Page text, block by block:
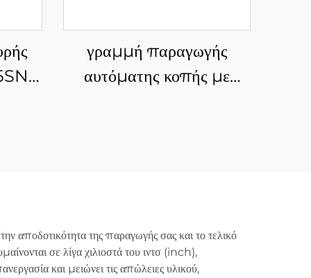
γραμμή παραγωγής
αυτόματης κοπής με
αποδοτικότητα της παραγωγής σας και το τελικό
σε λίγα χιλιοστά του ιντσ (inch),
και μειώνει τις απώλειες υλικού,